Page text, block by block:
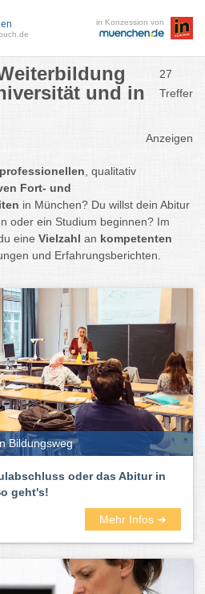
in Konzession von
und in
27
Treffer
Anzeigen
professionellen , qualitativ
Fort- und
in München? Du willst dein Abitur
oder ein Studium beginnen? Im
eine Vielzahl an kompetenten
und Erfahrungsberichten.
Bildungsweg
oder das Abitur in
geht's!
Mehr Infos ➜